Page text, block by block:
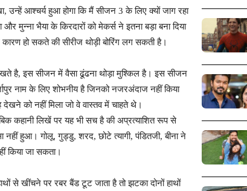
उन्हें आश्चर्य हुआ होगा कि मैं सीजन 3 के लिए क्यों जाग रहा
भैया के किरदारों को मेकर्स ने इतना बड़ा बना दिया
हो सकते की सीरीज थोड़ी बोरिंग लग सकती है।
है, इस सीजन में वैसा ढूंढना थोड़ा मुश्किल है। इस सीजन
नाम के लिए शोभनीय है जिनको नजरअंदाज नहीं किया
को नहीं मिला जो वे वास्तव में चाहते थे।
कहानी लिखें पर यह भी सच है की अप्रत्याशित रूप से
नहीं हुआ। गोलू, गुड्डु, शरद, छोटे त्यागी, पंडितजी, बीना ने
किया जा सकता।
से खींचने पर रबर बैंड टूट जाता है तो झटका दोनों हाथों